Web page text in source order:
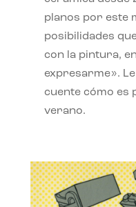
planos por este
posibilidades
con la pintura,
expresarme».
cuente cómo es
verano.